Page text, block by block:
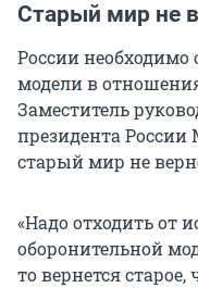
Старый мир не
России необходимо
модели в
Заместитель
президента
старый мир не
«Надо отходить от
оборонительной
то вернется